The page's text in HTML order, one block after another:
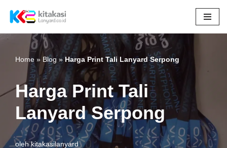
ke
konten
Home » Blog » Harga Print Tali Lanyard Serpong
Harga Print Tali
Lanyard Serpong
olehkitakasilanyard